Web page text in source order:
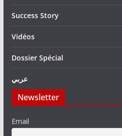
Success Story
Vidéos
Dossier Spécial
عربي
Newsletter
Email